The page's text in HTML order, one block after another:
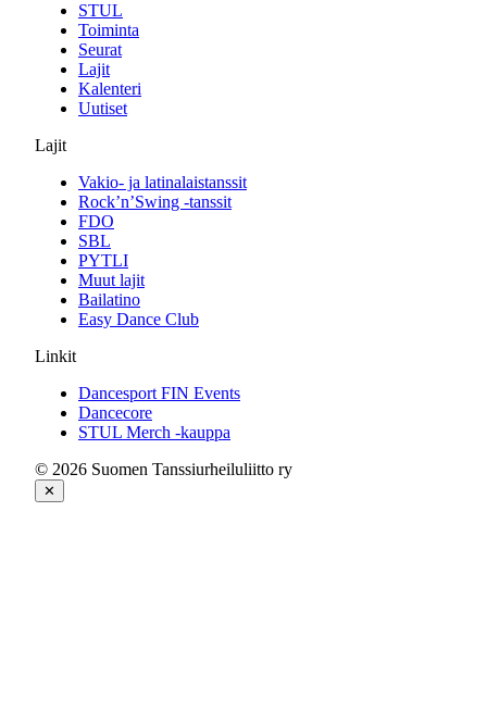
STUL
Toiminta
Seurat
Lajit
Kalenteri
Uutiset
Lajit
Vakio- ja latinalaistanssit
Rock’n’Swing -tanssit
FDO
SBL
PYTLI
Muut lajit
Bailatino
Easy Dance Club
Linkit
Dancesport FIN Events
Dancecore
STUL Merch -kauppa
© 2026 Suomen Tanssiurheiluliitto ry
✕